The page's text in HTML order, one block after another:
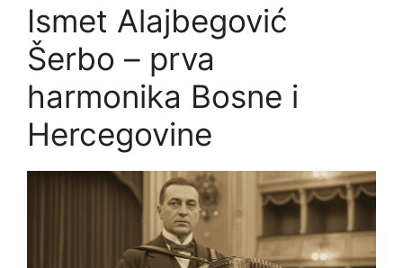
Ismet Alajbegović
Šerbo – prva
harmonika Bosne i
Hercegovine